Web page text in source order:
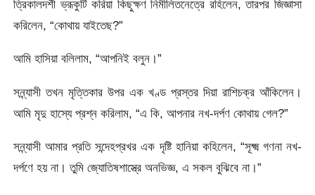
ত্রিকালদর্শী ভ্রূকুটি করিয়া কিছুক্ষণ নিমীলিতনেত্রে রহিলেন, তারপর জিজ্ঞাসা
করিলেন, “কোথায় যাইতেছ?”
আমি হাসিয়া বলিলাম, “আপনিই বলুন।”
সন্ন্যাসী তখন মৃত্তিকার উপর এক খণ্ড প্রস্তর দিয়া রাশিচক্র আঁকিলেন।
আমি মৃদু হাস্যে প্রশ্ন করিলাম, “এ কি, আপনার নখ-দর্পণ কোথায় গেল?”
সন্ন্যাসী আমার প্রতি সন্দেহপ্রখর এক দৃষ্টি হানিয়া কহিলেন, “সূক্ষ্ম গণনা নখ-
দর্পণে হয় না। তুমি জ্যোতিষশাস্ত্রে অনভিজ্ঞ, এ সকল বুঝিবে না।”